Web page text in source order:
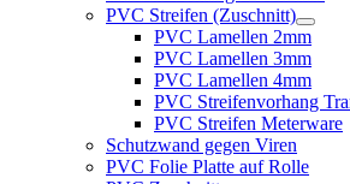
PVC Streifen (Zuschnitt)
PVC Lamellen 2mm
PVC Lamellen 3mm
PVC Lamellen 4mm
PVC Streifenvorhang
PVC Streifen Meterware
Schutzwand gegen Viren
PVC Folie Platte auf Rolle